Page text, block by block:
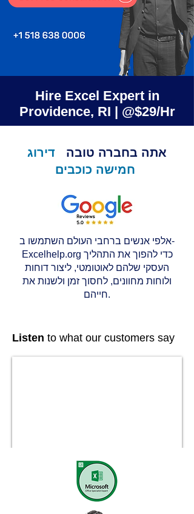
Hire Excel Expert in
Providence, RI | @$29/Hr
אתה בחברה טובה
דירוג
חמישה כוכבים
אלפי אנשים ברחבי העולם השתמשו ב-
Excelhelp.org כדי להפוך את התהליך
העסקי שלהם לאוטומטי, ליצור דוחות
ולוחות מחוונים, לחסוך זמן ולשנות את
חייהם.
Listen to what our customers say